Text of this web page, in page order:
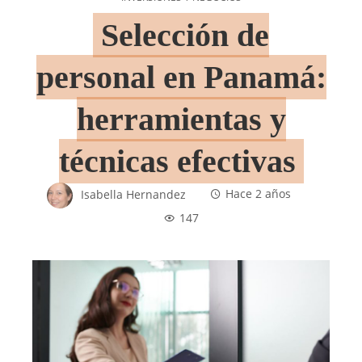
Selección de
personal en Panamá:
herramientas y
técnicas efectivas
Isabella Hernandez
Hace 2 años
147